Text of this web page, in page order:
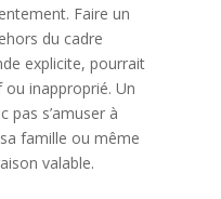
Faire un
du cadre
explicite, pourrait
inapproprié. Un
pas s’amuser à
famille ou même
valable.